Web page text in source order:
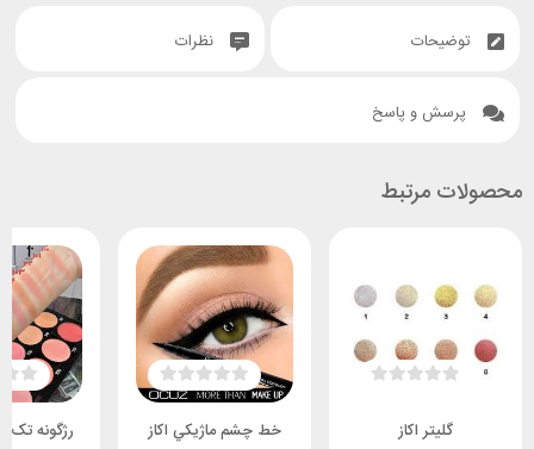
توضیحات نظرات
پرسش و پاسخ
محصولات مرتبط
گلیتر اکاز خط چشم ماژيکي اکاز رژگونه تک